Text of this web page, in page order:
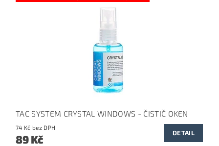
TAC SYSTEM CRYSTAL WINDOWS - ČISTIČ OKEN
74 Kč bez DPH
89 Kč DETAIL